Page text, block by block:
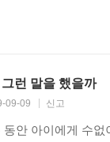
런 말을 했을까
09-09 신고
안 아이에게 수